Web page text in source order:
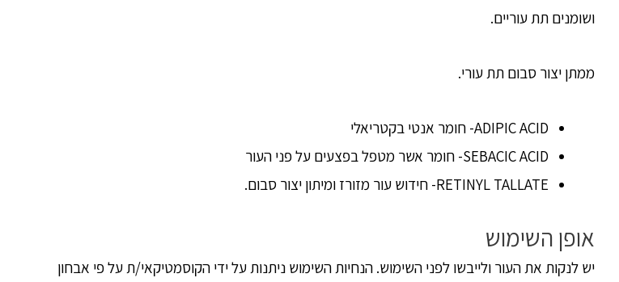
ושומנים תת עוריים.
ממתן יצור סבום תת עורי.
ADIPIC ACID- חומר אנטי בקטריאלי
SEBACIC ACID- חומר אשר מטפל בפצעים על פני העור
RETINYL TALLATE- חידוש עור מזורז ומיתון יצור סבום.
אופן השימוש
יש לנקות את העור ולייבשו לפני השימוש. הנחיות השימוש ניתנות על ידי הקוסמטיקאי/ת על פי אבחון